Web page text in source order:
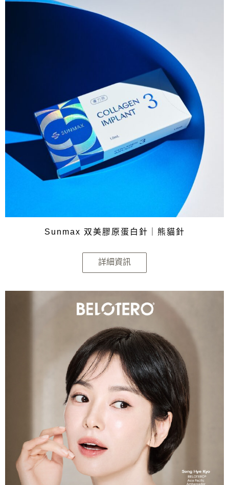
Sunmax 双美膠原蛋白針｜熊貓針
詳細資訊